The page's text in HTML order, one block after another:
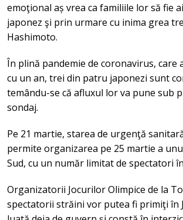
emoţional aș vrea ca familiile lor să fie
japonez şi prin urmare cu inima grea
Hashimoto.
În plină pandemie de coronavirus, care
cu un an, trei din patru japonezi sunt
temându-se că afluxul lor va pune sub
sondaj.
Pe 21 martie, starea de urgenţă
permite organizarea pe 25 martie a
Sud, cu un număr limitat de spectatori
Organizatorii Jocurilor Olimpice de la
spectatorii străini vor putea fi primiţi în